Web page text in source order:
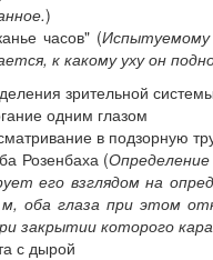
)
часов" (Испытуемому
к какому уху он
зрительной
одним глазом
в подзорную
Розенбаха (
его взглядом на
оба глаза при этом
закрытии которого
с дырой